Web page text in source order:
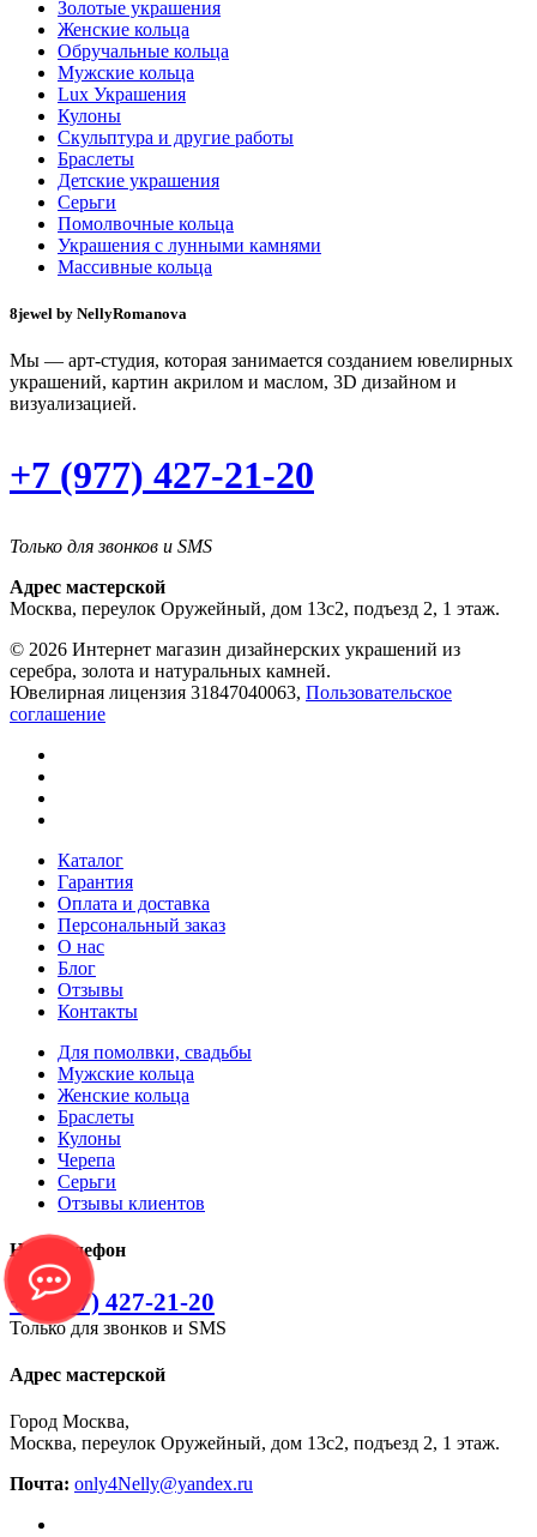
Золотые украшения
Женские кольца
Обручальные кольца
Мужские кольца
Lux Украшения
Кулоны
Скульптура и другие работы
Браслеты
Детские украшения
Серьги
Помолвочные кольца
Украшения с лунными камнями
Массивные кольца
8jewel by NellyRomanova
Мы — арт-студия, которая занимается созданием ювелирных
украшений, картин акрилом и маслом, 3D дизайном и
визуализацией.
+7 (977) 427-21-20
Только для звонков и SMS
Адрес мастерской
Москва, переулок Оружейный, дом 13с2, подъезд 2, 1 этаж.
© 2026 Интернет магазин дизайнерских украшений из
серебра, золота и натуральных камней.
Ювелирная лицензия 31847040063, Пользовательское
соглашение
Каталог
Гарантия
Оплата и доставка
Персональный заказ
О нас
Блог
Отзывы
Контакты
Для помолвки, свадьбы
Мужские кольца
Женские кольца
Браслеты
Кулоны
Черепа
Серьги
Отзывы клиентов
Наш телефон
+7 (977) 427-21-20
Только для звонков и SMS
Адрес мастерской
Город Москва,
Москва, переулок Оружейный, дом 13с2, подъезд 2, 1 этаж.
Почта: only4Nelly@yandex.ru